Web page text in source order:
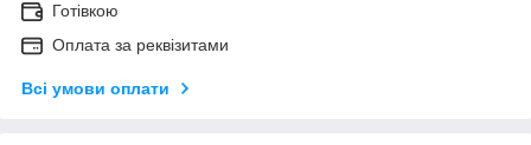
Готівкою
Оплата за реквізитами
Всі умови оплати